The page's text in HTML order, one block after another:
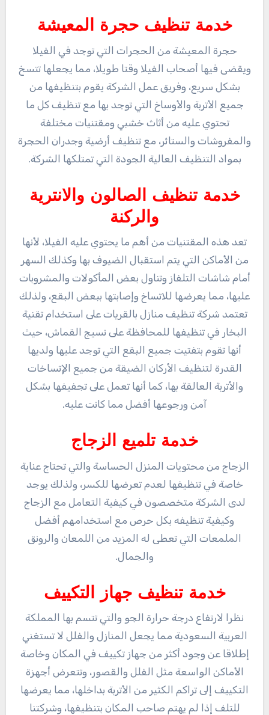
خدمة تنظيف حجرة المعيشة
حجرة المعيشة من الحجرات التي توجد في الفيلا
ويقضى فيها أصحاب الفيلا وقتا طويلا، مما يجعلها تتسخ
بشكل سريع، وفريق عمل الشركة يقوم بتنظيفها من
جميع الأتربة والأوساخ التي توجد بها مع تنظيف كل ما
تحتوي عليه من أثاث خشبي ومقتنيات مختلفة
والمفروشات والستائر، مع تنظيف أرضية وجدران الحجرة
بمواد التنظيف العالية الجودة التي تمتلكها الشركة.
خدمة تنظيف الصالون والانترية
والركنة
تعد هذه المقتنيات من أهم ما يحتوي عليه الفيلا، لأنها
من الأماكن التي يتم استقبال الضيوف بها وكذلك السهر
أمام شاشات التلفاز وتناول بعض المأكولات والمشروبات
عليها، مما يعرضها للاتساخ وإصابتها ببعض البقع، ولذلك
تعتمد شركة تنظيف منازل بالقريات على استخدام تقنية
البخار في تنظيفها للمحافظة على نسيج القماش، حيث
أنها تقوم بتفتيت جميع البقع التي توجد عليها ولديها
القدرة لتنظيف الأركان الضيقة من جميع الإتساخات
والأتربة العالقة بها، كما أنها تعمل على تجفيفها بشكل
آمن ورجوعها أفضل مما كانت عليه.
خدمة تلميع الزجاج
الزجاج من محتويات المنزل الحساسة والتي تحتاج عناية
خاصة في تنظيفها لعدم تعرضها للكسر، ولذلك يوجد
لدى الشركة متخصصون في كيفية التعامل مع الزجاج
وكيفية تنظيفه بكل حرص مع استخدامهم أفضل
الملمعات التي تعطى له المزيد من اللمعان والرونق
والجمال.
خدمة تنظيف جهاز التكييف
نظرا لارتفاع درجة حرارة الجو والتي تتسم بها المملكة
العربية السعودية مما يجعل المنازل والفلل لا تستغني
إطلاقا عن وجود أكثر من جهاز تكييف في المكان وخاصة
الأماكن الواسعة مثل الفلل والقصور، وتتعرض أجهزة
التكييف إلى تراكم الكثير من الأتربة بداخلها، مما يعرضها
للتلف إذا لم يهتم صاحب المكان بتنظيفها، وشركتنا